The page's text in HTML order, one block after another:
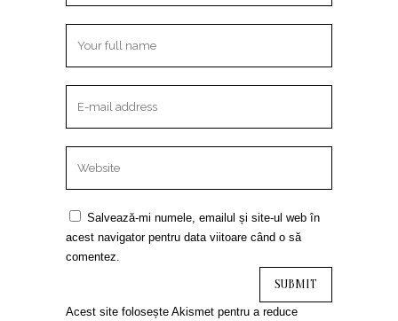
Salvează-mi numele, emailul și site-ul web în
acest navigator pentru data viitoare când o să
comentez.
Acest site folosește Akismet pentru a reduce